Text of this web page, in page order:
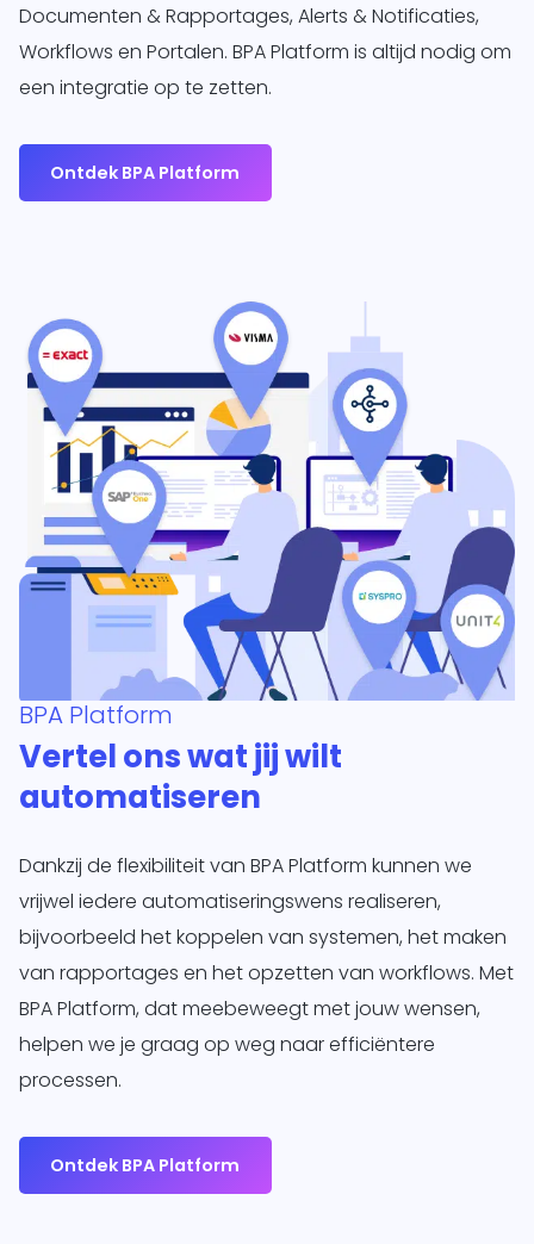
Documenten & Rapportages, Alerts & Notificaties,
Workflows en Portalen. BPA Platform is altijd nodig om
een integratie op te zetten.
Ontdek BPA Platform
BPA Platform
Vertel ons wat jij wilt
automatiseren
Dankzij de flexibiliteit van BPA Platform kunnen we
vrijwel iedere automatiseringswens realiseren,
bijvoorbeeld het koppelen van systemen, het maken
van rapportages en het opzetten van workflows. Met
BPA Platform, dat meebeweegt met jouw wensen,
helpen we je graag op weg naar efficiëntere
processen.
Ontdek BPA Platform